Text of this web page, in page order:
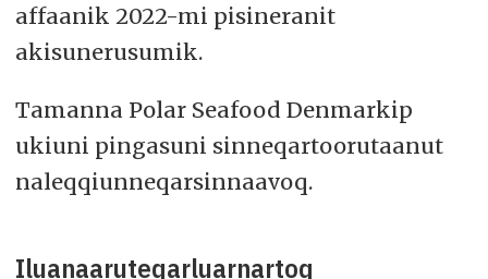
affaanik 2022-mi pisineranit
akisunerusumik.
Tamanna Polar Seafood Denmarkip
ukiuni pingasuni sinneqartoorutaanut
naleqqiunneqarsinnaavoq.
Iluanaaruteqarluarnartoq